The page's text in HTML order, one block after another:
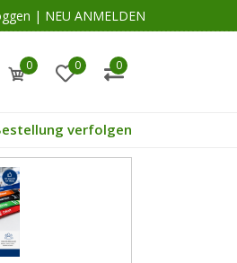
| NEU ANMELDEN
0 0 0
verfolgen